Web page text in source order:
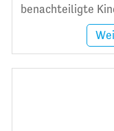
benachteiligte